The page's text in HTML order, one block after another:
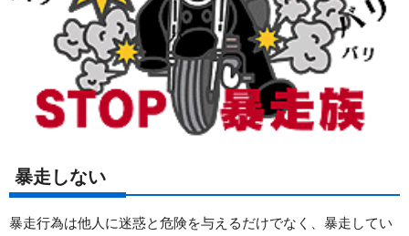
暴走しない
暴走行為は他人に迷惑と危険を与えるだけでなく、暴走してい